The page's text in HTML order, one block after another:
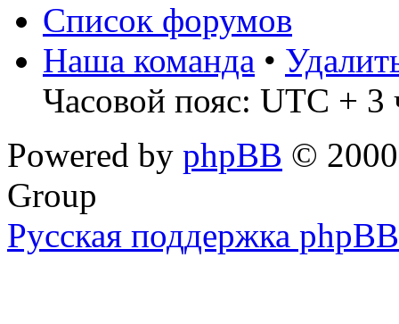
Список форумов
Наша команда •
Часовой пояс: UTC + 3
Powered by phpBB ©
Group
Русская поддержка phpBB